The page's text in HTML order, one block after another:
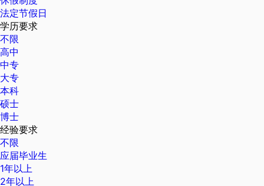
法定节假日
学历要求
不限
高中
中专
大专
本科
硕士
博士
经验要求
不限
应届毕业生
1年以上
2年以上